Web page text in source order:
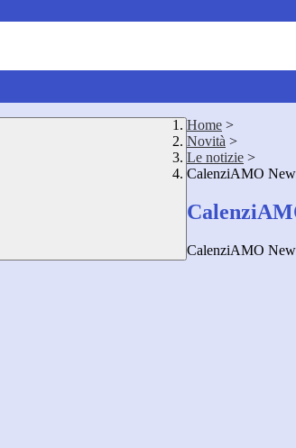
Home >
Novità >
Le notizie >
CalenziAMO
CalenziAMO